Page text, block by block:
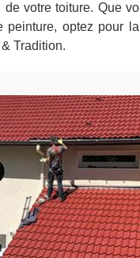
votre toiture. Que
peinture, optez pour
Tradition.